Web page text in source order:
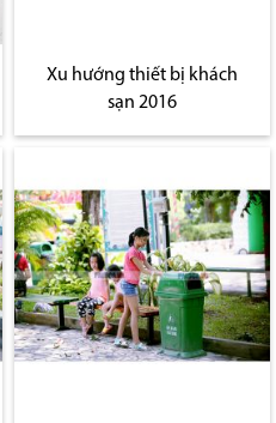
Xu hướng thiết bị khách
sạn 2016